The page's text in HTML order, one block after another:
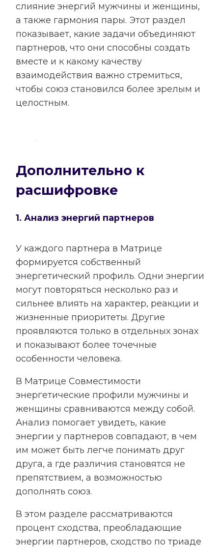
слияние энергий мужчины и женщины,
а также гармония пары. Этот раздел
показывает, какие задачи объединяют
партнеров, что они способны создать
вместе и к какому качеству
взаимодействия важно стремиться,
чтобы союз становился более зрелым и
целостным.
Дополнительно к
расшифровке
1. Анализ энергий партнеров
У каждого партнера в Матрице
формируется собственный
энергетический профиль. Одни энергии
могут повторяться несколько раз и
сильнее влиять на характер, реакции и
жизненные приоритеты. Другие
проявляются только в отдельных зонах
и показывают более точечные
особенности человека.
В Матрице Совместимости
энергетические профили мужчины и
женщины сравниваются между собой.
Анализ помогает увидеть, какие
энергии у партнеров совпадают, в чем
им может быть легче понимать друг
друга, а где различия становятся не
препятствием, а возможностью
дополнять союз.
В этом разделе рассматриваются
процент сходства, преобладающие
энергии партнеров, сходство по триаде